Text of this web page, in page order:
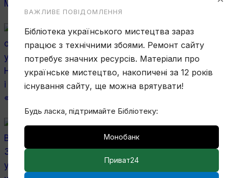
Ще один учень Нарбута і його «Енеїда»
Чому Віктор Замирайло український
ВАЖЛИВЕ ПОВІДОМЛЕННЯ
Бібліотека українського мистецтва зараз
працює з технічними збоями. Ремонт сайту
потребує значних ресурсів. Матеріали про
українське мистецтво, накопичені за 12 років
існування сайту, ще можна врятувати!
Будь ласка, підтримайте Бібліотеку:
Монобанк
Приват24